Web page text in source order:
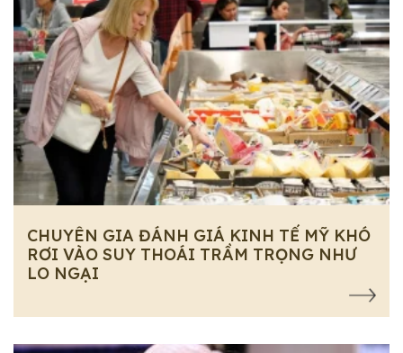
CHUYÊN GIA ĐÁNH GIÁ KINH TẾ MỸ KHÓ
RƠI VÀO SUY THOÁI TRẦM TRỌNG NHƯ
LO NGẠI